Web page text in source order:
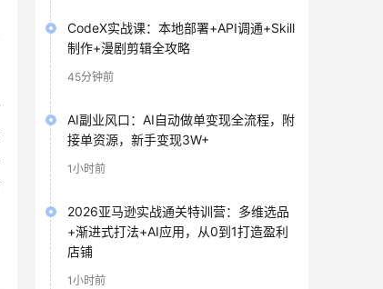
CodeX实战课：本地部署+API调通+Skill
制作+漫剧剪辑全攻略
45分钟前
AI副业风口：AI自动做单变现全流程，附
接单资源，新手变现3W+
1小时前
2026亚马逊实战通关特训营：多维选品
+渐进式打法+AI应用，从0到1打造盈利
店铺
1小时前